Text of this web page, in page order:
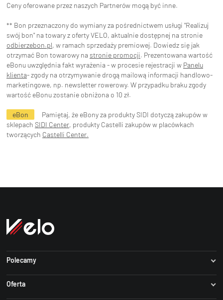
Ceny oferowane przez naszych Partnerów mogą być inne.
** Bon przeznaczony do wymiany za pośrednictwem usługi "Realizuj
swój bon" na towary z oferty VELO, aktualnie dostępnej na stronie
odbierzebon.pl, w ramach sprzedaży premiowej. Dowiedz się jak
otrzymać Bon towarowy na stronie promocji. Prezentowana wartość
eBonu uwzględnia fakt wyrażenia - w procesie rejestracji w Panelu
klienta- zgody na otrzymywanie drogą mailową informacji handlowo-
marketingowe, np. newsletter rowerowy. W przypadku braku zgody
wartość eBonu zostanie obniżona o 10 zł.
eBon
Pamiętaj, że eBony za produkty SIDI dotyczą zakupów w
sklepach SIDI Center, produkty Castelli zakupów w placówkach
tworzących Castelli Center.
Polecamy
Dartmoor
Oferta